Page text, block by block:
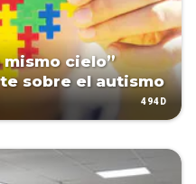
cielo”
sobre el autismo
494D